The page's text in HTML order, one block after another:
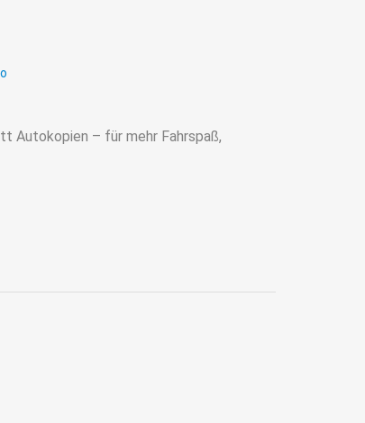
Autokopien – für mehr Fahrspaß,